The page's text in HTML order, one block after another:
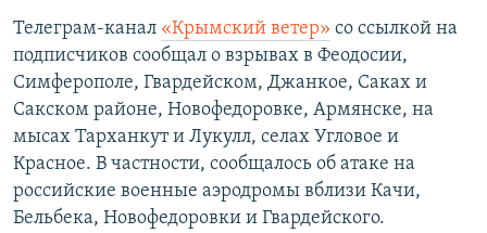
Телеграм-канал «Крымский ветер» со ссылкой на
подписчиков сообщал о взрывах в Феодосии,
Симферополе, Гвардейском, Джанкое, Саках и
Сакском районе, Новофедоровке, Армянске, на
мысах Тарханкут и Лукулл, селах Угловое и
Красное. В частности, сообщалось об атаке на
российские военные аэродромы вблизи Качи,
Бельбека, Новофедоровки и Гвардейского.